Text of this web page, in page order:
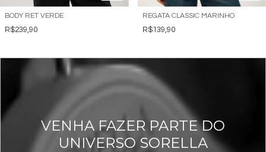
BODY RET VERDE
R$239,90
REGATA CLASSIC MARINHO
R$139,90
VENHA FAZER PARTE DO
UNIVERSO SORELLA